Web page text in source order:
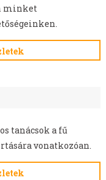
minket
tanácsok a fű
vonatkozóan.